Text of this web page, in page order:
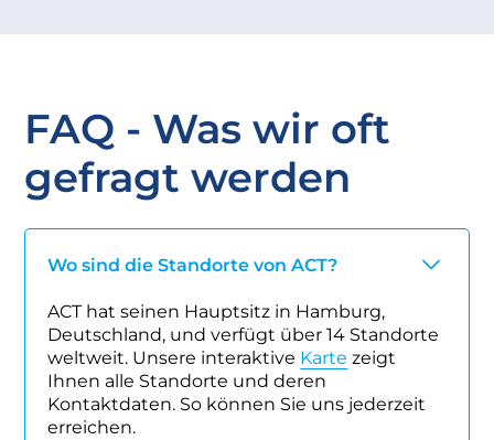
FAQ - Was wir oft
gefragt werden
Wo sind die Standorte von ACT?
ACT hat seinen Hauptsitz in Hamburg,
Deutschland, und verfügt über 14 Standorte
weltweit. Unsere interaktive Karte zeigt
Ihnen alle Standorte und deren
Kontaktdaten. So können Sie uns jederzeit
erreichen.